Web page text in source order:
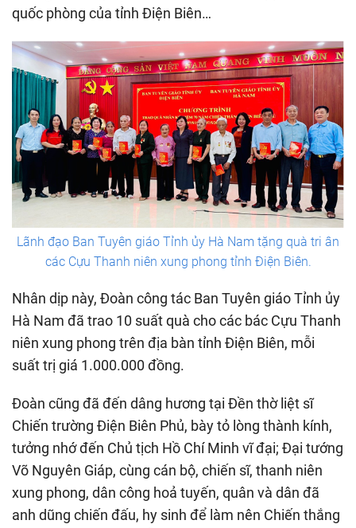
quốc phòng của tỉnh Điện Biên…
Lãnh đạo Ban Tuyên giáo Tỉnh ủy Hà Nam tặng quà tri ân
các Cựu Thanh niên xung phong tỉnh Điện Biên.
Nhân dịp này, Đoàn công tác Ban Tuyên giáo Tỉnh ủy
Hà Nam đã trao 10 suất quà cho các bác Cựu Thanh
niên xung phong trên địa bàn tỉnh Điện Biên, mỗi
suất trị giá 1.000.000 đồng.
Đoàn cũng đã đến dâng hương tại Đền thờ liệt sĩ
Chiến trường Điện Biên Phủ, bày tỏ lòng thành kính,
tưởng nhớ đến Chủ tịch Hồ Chí Minh vĩ đại; Đại tướng
Võ Nguyên Giáp, cùng cán bộ, chiến sĩ, thanh niên
xung phong, dân công hoả tuyến, quân và dân đã
anh dũng chiến đấu, hy sinh để làm nên Chiến thắng